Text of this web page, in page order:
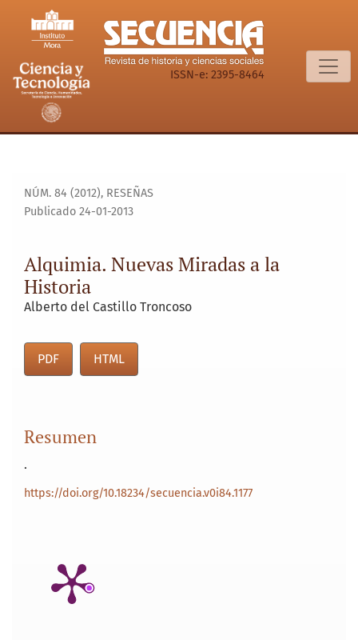
Alquimia. Nuevas Miradas a la Historia
ISSN-e: 2395-8464
NÚM. 84 (2012), RESEÑAS
Alquimia. Nuevas Miradas a la
Historia
Publicado 24-01-2013
Alberto del Castillo Troncoso
PDF HTML
Resumen
.
https://doi.org/10.18234/secuencia.v0i84.1177